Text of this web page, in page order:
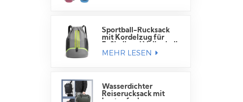
Sportball-Rucksack
mit Kordelzug für
MEHR LESEN
Wasserdichter
Reiserucksack mit